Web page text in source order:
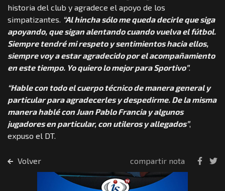
historia del club y agradece el apoyo de los
simpatizantes. “Al hincha sólo me queda decirle que siga
apoyando, que sigan alentando cuando vuelva el fútbol.
Siempre tendré mi respeto y sentimientos hacia ellos,
siempre voy a estar agradecido por el acompañamiento
en este tiempo. Yo quiero lo mejor para Sportivo”.
“Hable con todo el cuerpo técnico de manera general y
particular para agradecerles y despedirme. De la misma
manera hablé con Juan Pablo Francia y algunos
jugadores en particular, con utileros y allegados”,
expuso el DT.
Volver compartir nota